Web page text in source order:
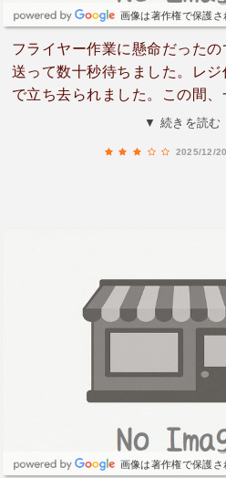
画像は著作権で保護さ
フライヤー作業に懸命だった
送って数十秒待ちました。レ
で立ち去られました。この間
見た目では分かりませんでした
▼ 続きを読む
2025/12/
画像は著作権で保護さ